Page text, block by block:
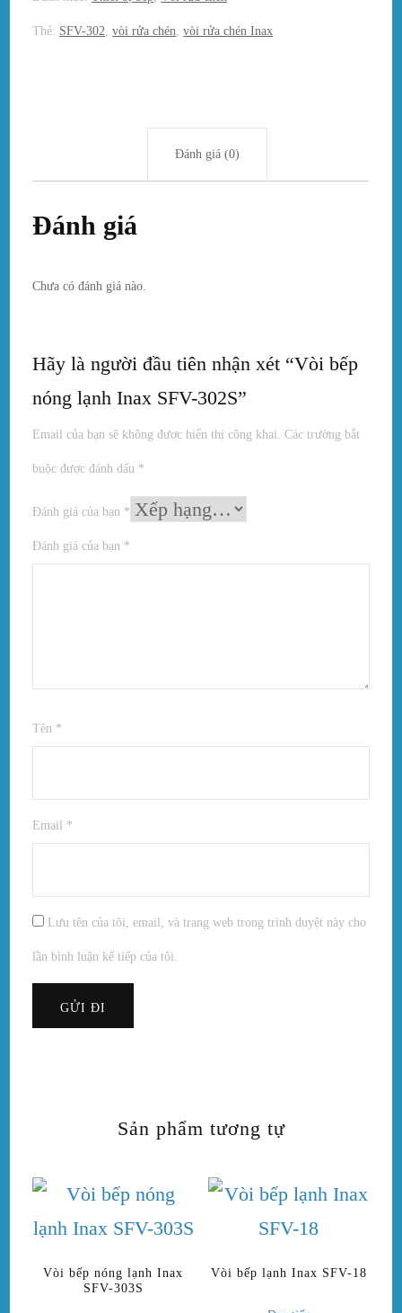
Thẻ: SFV-302 ,vòi rửa chén ,vòi rửa chén Inax
Đánh giá (0)
Đánh giá
Chưa có đánh giá nào.
Hãy là người đầu tiên nhận xét “Vòi bếp
nóng lạnh Inax SFV-302S”
Email của bạn sẽ không được hiển thị công khai. Các trường bắt
buộc được đánh dấu *
Đánh giá của bạn *
Đánh giá của bạn *
Tên *
Email *
Lưu tên của tôi, email, và trang web trong trình duyệt này cho
lần bình luận kế tiếp của tôi.
Sản phẩm tương tự
Vòi bếp nóng lạnh Inax
SFV-303S
Vòi bếp lạnh Inax SFV-18